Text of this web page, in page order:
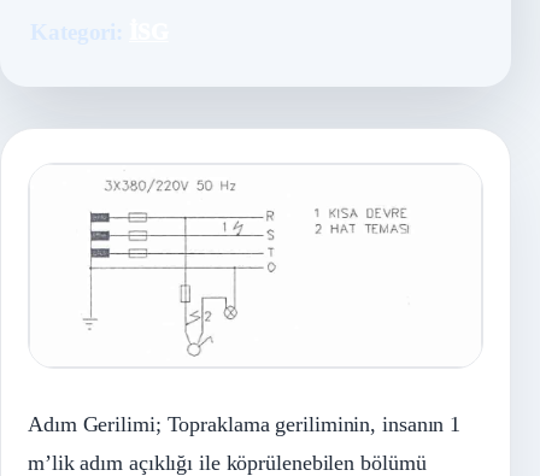
Kategori:
Adım Gerilimi; Topraklama geriliminin, insanın 1
m’lik adım açıklığı ile köprülenebilen bölümü